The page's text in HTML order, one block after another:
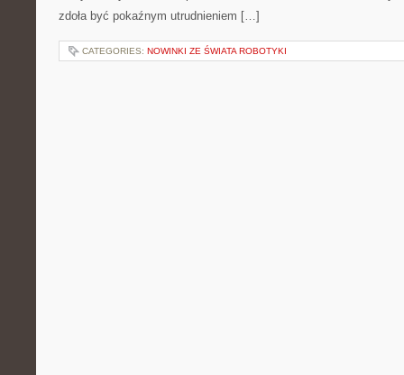
zdoła być pokaźnym utrudnieniem […]
CATEGORIES: NOWINKI ZE ŚWIATA ROBOTYKI